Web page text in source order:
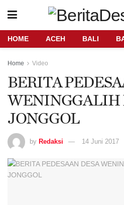
HOME ACEH BALI
Home Video
BERITA
WENINGGALIH
JONGGOL
by Redaksi 14 Juni 2017